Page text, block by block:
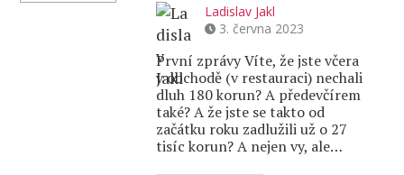
Ladislav Jakl
3. června 2023
První zprávy Víte, že jste včera
v obchodě (v restauraci) nechali
dluh 180 korun? A předevčírem
také? A že jste se takto od
začátku roku zadlužili už o 27
tisíc korun? A nejen vy, ale…